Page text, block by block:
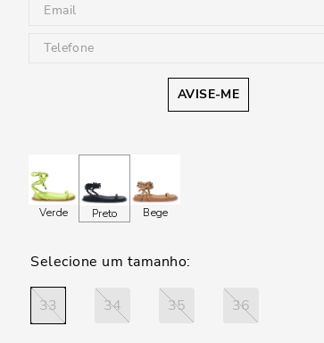
AVISE-ME
Verde Preto Bege
33 34 35 36